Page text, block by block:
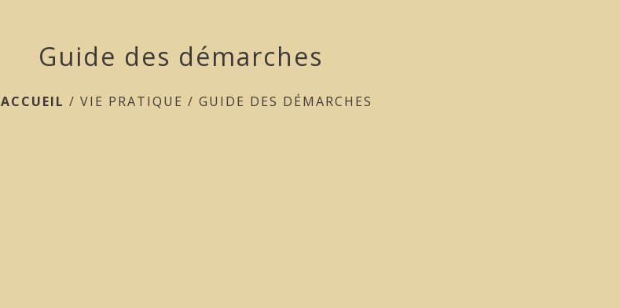
Guide des démarches
ACCUEIL /VIE PRATIQUE /GUIDE DES DÉMARCHES